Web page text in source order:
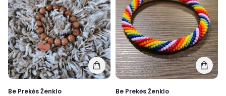
Be Prekės Ženklo
Be Prekės Ženklo